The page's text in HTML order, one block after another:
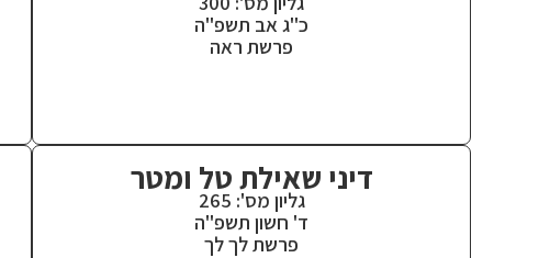
כ"ג אב תשפ"ה
פרשת ראה
דיני שאילת טל ומטר
גליון מס': 265
ד' חשון תשפ"ה
פרשת לך לך